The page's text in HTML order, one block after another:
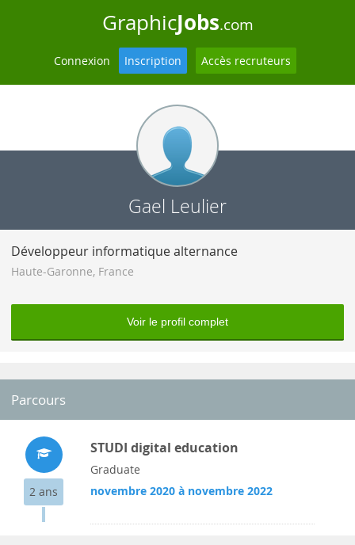
GraphicJobs.com
Connexion Inscription Accès recruteurs
Gael Leulier
Développeur informatique alternance
Haute-Garonne, France
Voir le profil complet
Parcours
2 ans
STUDI digital education
Graduate
novembre 2020 à novembre 2022